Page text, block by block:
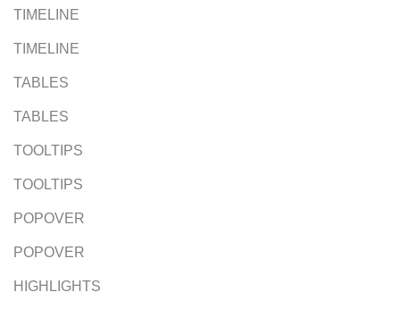
TIMELINE
TIMELINE
TABLES
TABLES
TOOLTIPS
TOOLTIPS
POPOVER
POPOVER
HIGHLIGHTS